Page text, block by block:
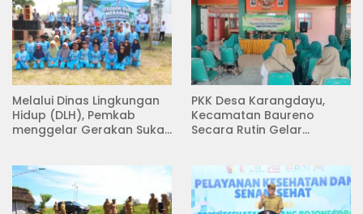
Melalui Dinas Lingkungan
Hidup (DLH), Pemkab
menggelar Gerakan Suka
PKK Desa Karangdayu,
Kecamatan Baureno
Secara Rutin Gelar